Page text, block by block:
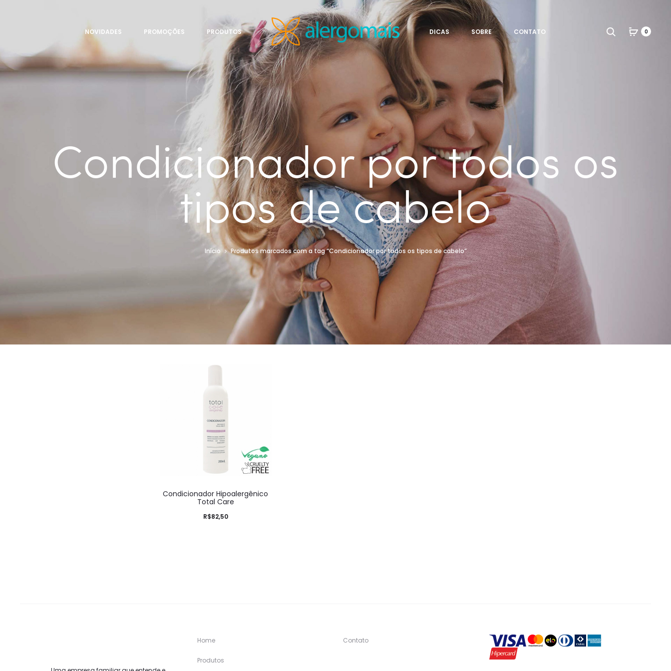
NOVIDADES PROMOÇÕES PRODUTOS DICAS SOBRE CONTATO Search 0
Condicionador por todos os
tipos de cabelo
Início Produtos marcados com a tag “Condicionador por todos os tipos de cabelo”
Condicionador Hipoalergênico
Total Care
R$82,50
Home
Produtos
Contato